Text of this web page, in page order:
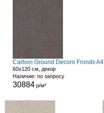
Carbon Ground Decoro Fronds A4
60x120 см, декор
Наличие: по запросу
30884 р/м²